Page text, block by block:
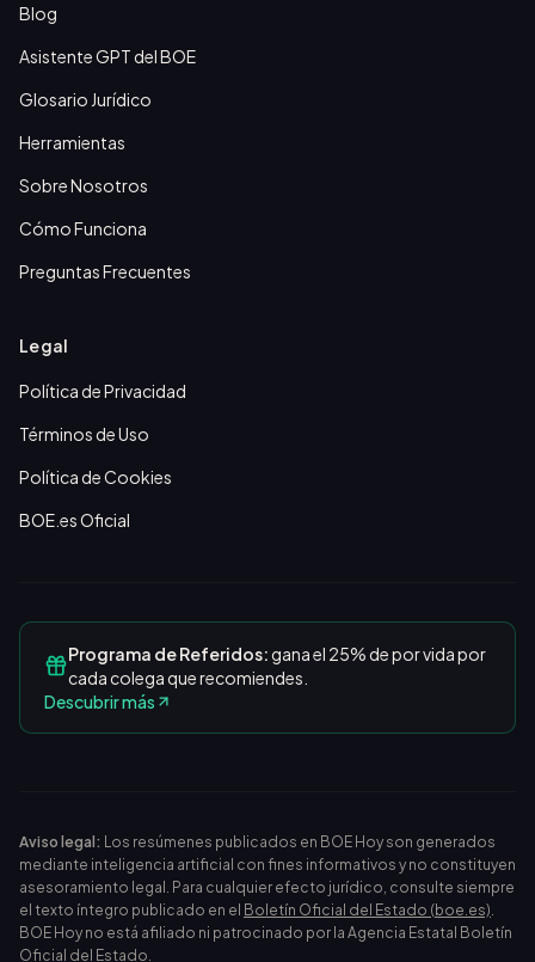
Blog
Asistente GPT del BOE
Glosario Jurídico
Herramientas
Sobre Nosotros
Cómo Funciona
Preguntas Frecuentes
Legal
Política de Privacidad
Términos de Uso
Política de Cookies
BOE.es Oficial
Programa de Referidos:gana el 25% de por vida por
cada colega que recomiendes.
Descubrir más
Aviso legal: Los resúmenes publicados en BOE Hoy son generados
mediante inteligencia artificial con fines informativos y no constituyen
asesoramiento legal. Para cualquier efecto jurídico, consulte siempre
el texto íntegro publicado en el Boletín Oficial del Estado (boe.es).
BOE Hoy no está afiliado ni patrocinado por la Agencia Estatal Boletín
Oficial del Estado.